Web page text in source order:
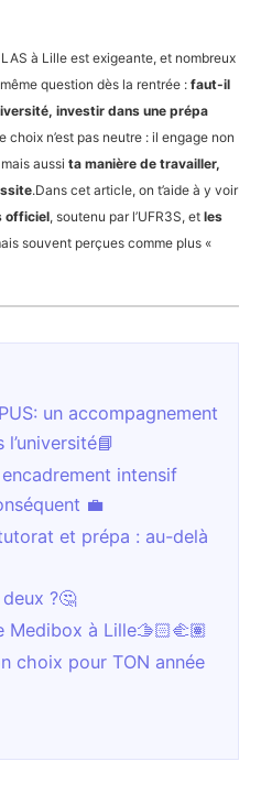
à Lille est exigeante, et nombreux
question dès la rentrée : faut-il
investir dans une prépa
choix n’est pas neutre : il engage non
aussi ta manière de travailler,
.Dans cet article, on t’aide à y voir
officiel, soutenu par l’UFR3S, et les
souvent perçues comme plus «
un accompagnement
intensif
💼
et prépa : au-delà
?🤔
à Lille🫱🏻‍🫲🏽
choix pour TON année